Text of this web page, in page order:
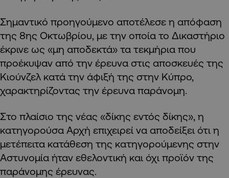
Σημαντικό προηγούμενο αποτέλεσε η απόφαση
της 8ης Οκτωβρίου, με την οποία το Δικαστήριο
έκρινε ως «μη αποδεκτά» τα τεκμήρια που
προέκυψαν από την έρευνα στις αποσκευές της
Κιούνζελ κατά την άφιξή της στην Κύπρο,
χαρακτηρίζοντας την έρευνα παράνομη.
Στο πλαίσιο της νέας «δίκης εντός δίκης», η
κατηγορούσα Αρχή επιχειρεί να αποδείξει ότι η
μετέπειτα κατάθεση της κατηγορούμενης στην
Αστυνομία ήταν εθελοντική και όχι προϊόν της
παράνομης έρευνας.